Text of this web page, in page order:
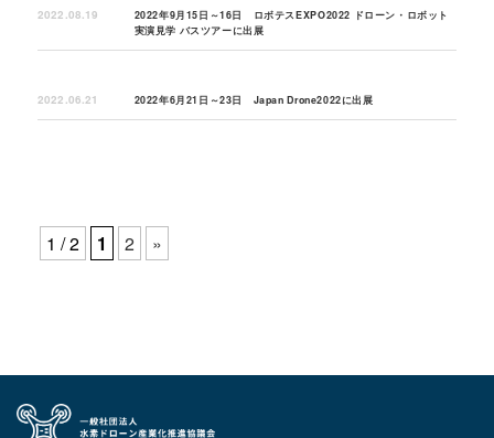
2022.08.19
2022年9月15日～16日 ロボテスEXPO2022 ドローン・ロボット
実演見学 バスツアーに出展
2022.06.21 2022年6月21日～23日 Japan Drone2022に出展
1 / 2 1 2 »